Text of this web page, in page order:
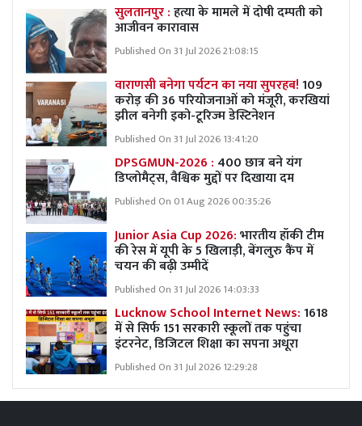
सुलतानपुर :हत्या के मामले में दोषी दम्पती को
आजीवन कारावास
Published On 31 Jul 2026 21:08:15
वाराणसी बनेगा पर्यटन का नया सुपरहब!109
करोड़ की 36 परियोजनाओं को मंजूरी, करखियां
झील बनेगी इको-टूरिज्म डेस्टिनेशन
Published On 31 Jul 2026 13:41:20
DPSGMUN-2026 : 400 छात्र बने यंग
डिप्लोमैट्स, वैश्विक मुद्दों पर दिखाया दम
Published On 01 Aug 2026 00:35:26
Junior Asia Cup 2026:भारतीय हॉकी टीम
की रेस में यूपी के 5 खिलाड़ी, बेंगलुरु कैंप में
चयन की बढ़ी उम्मीदें
Published On 31 Jul 2026 14:03:33
Lucknow School Internet News:1618
में से सिर्फ 151 सरकारी स्कूलों तक पहुंचा
इंटरनेट, डिजिटल शिक्षा का सपना अधूरा
Published On 31 Jul 2026 12:29:28